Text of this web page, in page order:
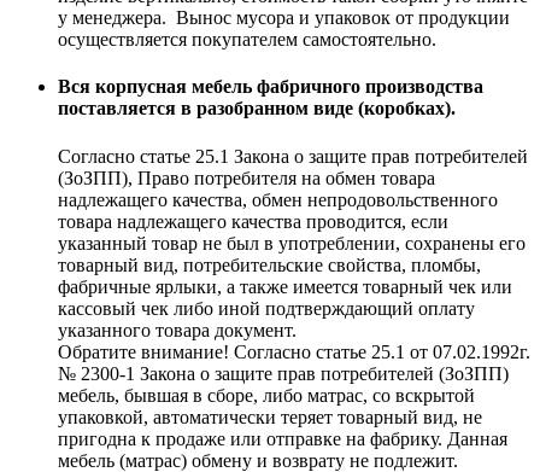
у менеджера. Вынос мусора и упаковок от продукции
осуществляется покупателем самостоятельно.
Вся корпусная мебель фабричного производства
поставляется в разобранном виде (коробках).
Согласно статье 25.1 Закона о защите прав потребителей
(ЗоЗПП), Право потребителя на обмен товара
надлежащего качества, обмен непродовольственного
товара надлежащего качества проводится, если
указанный товар не был в употреблении, сохранены его
товарный вид, потребительские свойства, пломбы,
фабричные ярлыки, а также имеется товарный чек или
кассовый чек либо иной подтверждающий оплату
указанного товара документ.
Обратите внимание! Согласно статье 25.1 от 07.02.1992г.
№ 2300-1 Закона о защите прав потребителей (ЗоЗПП)
мебель, бывшая в сборе, либо матрас, со вскрытой
упаковкой, автоматически теряет товарный вид, не
пригодна к продаже или отправке на фабрику. Данная
мебель (матрас) обмену и возврату не подлежит.